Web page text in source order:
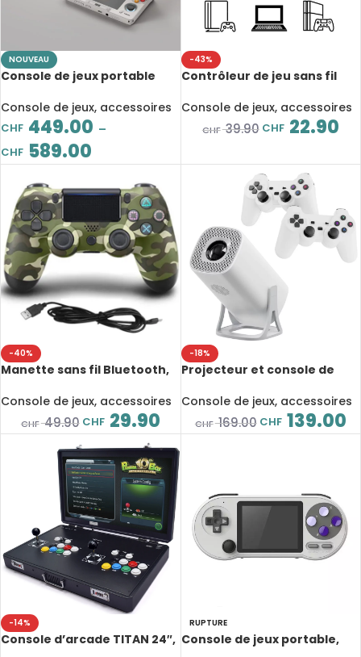
NOUVEAU
Console de jeux portable
écran IPS 1080×1024
Console de jeux, accessoires
CHF 449.00 –
CHF 589.00
-43%
Contrôleur de jeu sans fil
Gyroscope 6 axes, vibration
double moteur
Console de jeux, accessoires
CHF39.90 CHF 22.90
-40%
Manette sans fil Bluetooth,
Android, Pavé tactile, LED &
gâchettes précises
Console de jeux, accessoires
CHF49.90 CHF 29.90
-18%
Projecteur et console de
jeux vidéo, 2 manettes sans
fils, 1280x720P, WiFi 6
Console de jeux, accessoires
CHF169.00 CHF 139.00
-14%
Console d’arcade TITAN 24″,
RUPTURE
Console de jeux portable,